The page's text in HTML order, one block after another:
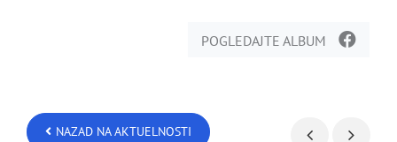
POGLEDAJTE ALBUM
NAZAD NA AKTUELNOSTI